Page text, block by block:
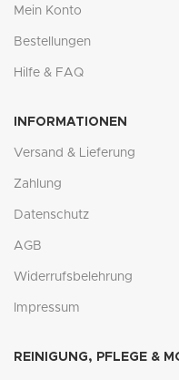
Mein Konto
Bestellungen
Hilfe & FAQ
INFORMATIONEN
Versand & Lieferung
Zahlung
Datenschutz
AGB
Widerrufsbelehrung
Impressum
REINIGUNG, PFLEGE &